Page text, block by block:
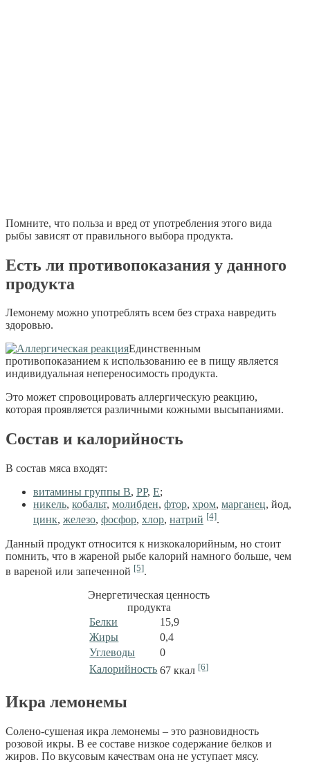
Помните, что польза и вред от употребления этого вида
рыбы зависят от правильного выбора продукта.
Есть ли противопоказания у данного
продукта
Лемонему можно употреблять всем без страха навредить
здоровью.
Единственным
противопоказанием к использованию ее в пищу является
индивидуальная непереносимость продукта.
Это может спровоцировать аллергическую реакцию,
которая проявляется различными кожными высыпаниями.
Состав и калорийность
В состав мяса входят:
витамины группы В, РР, Е;
никель, кобальт, молибден, фтор, хром, марганец, йод,
цинк, железо, фосфор, хлор, натрий [4].
Данный продукт относится к низкокалорийным, но стоит
помнить, что в жареной рыбе калорий намного больше, чем
в вареной или запеченной [5].
Энергетическая ценность
продукта
Белки
15,9
Жиры
0,4
Углеводы
0
Калорийность 67 ккал [6]
Икра лемонемы
Солено-сушеная икра лемонемы – это разновидность
розовой икры. В ее составе низкое содержание белков и
жиров. По вкусовым качествам она не уступает мясу.